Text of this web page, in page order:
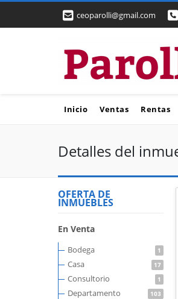
ceoparolli@gmail.com
Inicio Ventas Rentas
Detalles del
OFERTA DE
INMUEBLES
En Venta
Bodega 1
Casa 17
Consultorio 1
Departamento 103